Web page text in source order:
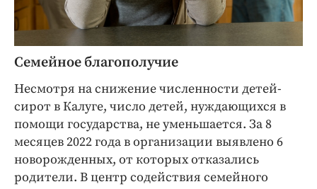
Семейное благополучие
Несмотря на снижение численности детей-
сирот в Калуге, число детей, нуждающихся в
помощи государства, не уменьшается. За 8
месяцев 2022 года в организации выявлено 6
новорожденных, от которых отказались
родители. В центр содействия семейного